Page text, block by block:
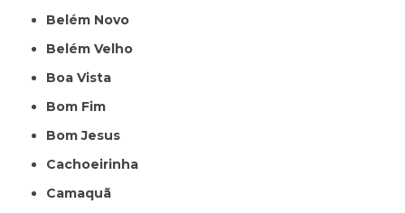
Belém Novo
Belém Velho
Boa Vista
Bom Fim
Bom Jesus
Cachoeirinha
Camaquã